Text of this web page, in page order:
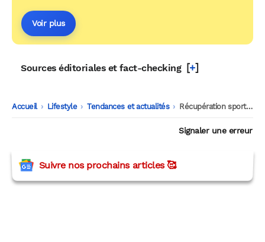
Voir plus
Sources éditoriales et fact-checking [+]
Accueil -
Lifestyle -
Tendances et actualités -
Récupération sportive : pourquoi le CBD séduit
Signaler une erreur
Suivre nos prochains articles 🥰